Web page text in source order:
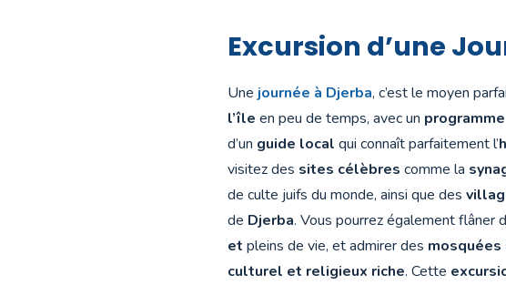
Excursion d’une
Une journée à Djerba, c’est le moyen
l’île en peu de temps, avec un
d’un guide local qui connaît parfaitement l’
visitez des sites célèbres comme la
de culte juifs du monde, ainsi que des
de Djerba. Vous pourrez également flâner
et pleins de vie, et admirer des mosquées
culturel et religieux riche. Cette